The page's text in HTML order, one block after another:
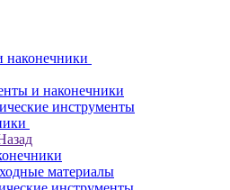
наконечники
и наконечники
инструменты
материалы